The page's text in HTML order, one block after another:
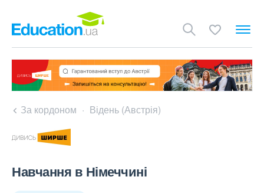
За кордоном Відень (Австрія)
Навчання в Німеччині